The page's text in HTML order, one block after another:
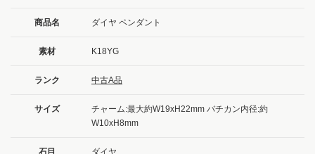
商品名 ダイヤ ペンダント
素材 K18YG
ランク 中古A品
サイズ
チャーム:最大約W19xH22mm バチカン内径:約
W10xH8mm